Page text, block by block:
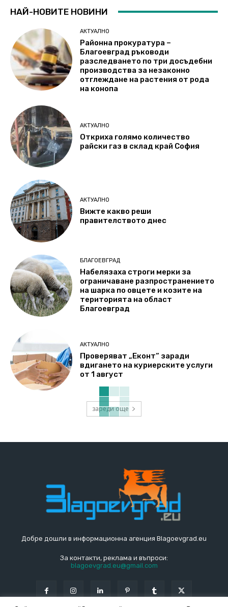
НАЙ-НОВИТЕ НОВИНИ
АКТУАЛНО
Районна прокуратура –
Благоевград ръководи
разследването по три досъдебни
производства за незаконно
отглеждане на растения от рода
на конопа
АКТУАЛНО
Откриха голямо количество
райски газ в склад край София
АКТУАЛНО
Вижте какво реши
правителството днес
БЛАГОЕВГРАД
Набелязаха строги мерки за
ограничаване разпространението
на шарка по овцете и козите на
територията на област
Благоевград
АКТУАЛНО
Проверяват „Еконт“ заради
вдигането на куриерските услуги
от 1 август
зареди още
Добре дошли в информационна агенция Blagoevgrad.eu
За контакти, реклама и въпроси:
blagoevgrad.eu@gmail.com